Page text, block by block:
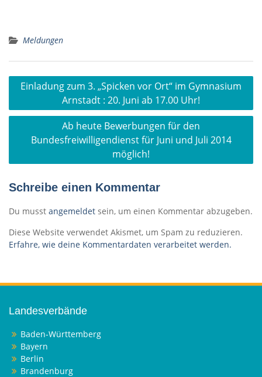
Meldungen
Beitragsnavigation
Einladung zum 3. „Spicken vor Ort“ im Gymnasium
Arnstadt : 20. Juni ab 17.00 Uhr!
Ab heute Bewerbungen für den
Bundesfreiwilligendienst für Juni und Juli 2014
möglich!
Schreibe einen Kommentar
Du musst angemeldet sein, um einen Kommentar abzugeben.
Diese Website verwendet Akismet, um Spam zu reduzieren.
Erfahre, wie deine Kommentardaten verarbeitet werden.
Landesverbände
Baden-Württemberg
Bayern
Berlin
Brandenburg